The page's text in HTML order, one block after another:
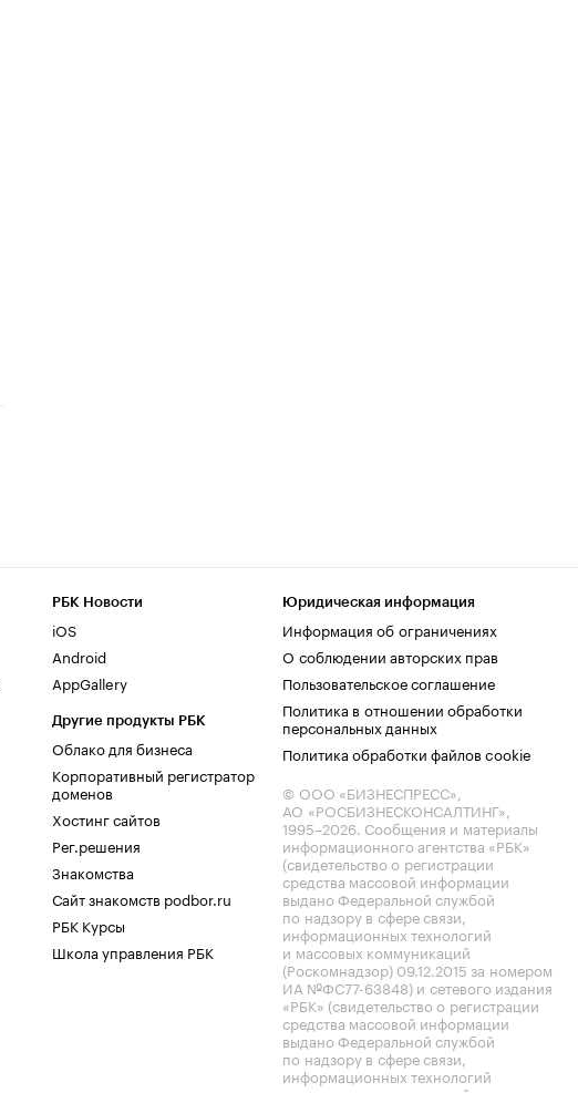
РБК Новости
iOS
Android
AppGallery
Другие продукты РБК
Облако для бизнеса
Корпоративный регистратор
доменов
Хостинг сайтов
Рег.решения
Знакомства
Сайт знакомств podbor.ru
РБК Курсы
Школа управления РБК
Юридическая информация
Информация об ограничениях
О соблюдении авторских прав
Пользовательское соглашение
Политика в отношении обработки
персональных данных
Политика обработки файлов cookie
© ООО «БИЗНЕСПРЕСС»,
АО «РОСБИЗНЕСКОНСАЛТИНГ»,
1995–2026. Сообщения и материалы
информационного агентства «РБК»
(свидетельство о регистрации
средства массовой информации
выдано Федеральной службой
по надзору в сфере связи,
информационных технологий
и массовых коммуникаций
(Роскомнадзор) 09.12.2015 за номером
ИА №ФС77-63848) и сетевого издания
«РБК» (свидетельство о регистрации
средства массовой информации
выдано Федеральной службой
по надзору в сфере связи,
информационных технологий